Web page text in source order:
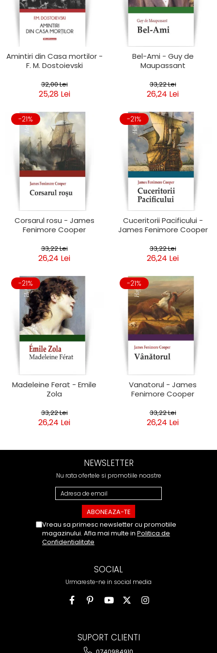
Clasica
Contemporana
Moderna
Universala
Universala
Publicistica / Reportaje / Interviuri
Stiinte umaniste
Istorie
Sociologie si filozofie
Amintiri din Casa mortilor -
F. M. Dostoievski
32,00 Lei
25,28 Lei
Bel-Ami - Guy de
Maupassant
33,22 Lei
26,24 Lei
-21%
Corsarul rosu - James
Fenimore Cooper
33,22 Lei
26,24 Lei
-21%
Cuceritorii Pacificului -
James Fenimore Cooper
33,22 Lei
26,24 Lei
-21%
Madeleine Ferat - Emile
Zola
33,22 Lei
26,24 Lei
-21%
Vanatorul - James
Fenimore Cooper
33,22 Lei
26,24 Lei
NEWSLETTER
Nu rata ofertele si promotiile noastre
Vreau sa primesc newsletter cu promotiile
magazinului. Afla mai multe in Politica de
Confidentialitate
SOCIAL
Urmareste-ne in social media
SUPORT CLIENTI